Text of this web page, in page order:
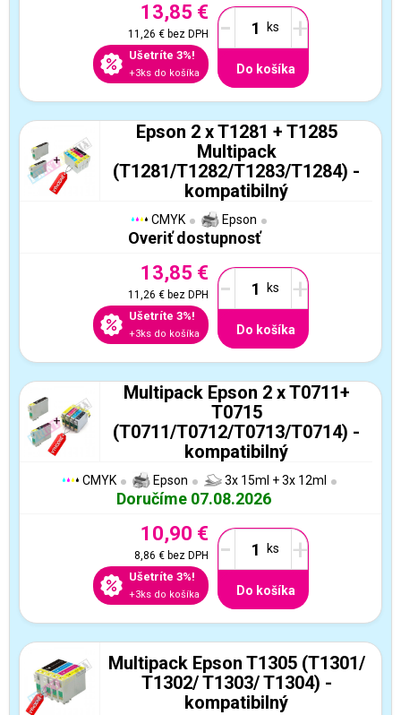
13,85 €
11,26 €bez DPH
Ušetríte 3%!
+3ks do košíka
- +
Do košíka
Epson 2 x T1281 + T1285
Multipack
(T1281/T1282/T1283/T1284) -
kompatibilný
CMYK Epson
Overiť dostupnosť
13,85 €
11,26 €bez DPH
Ušetríte 3%!
+3ks do košíka
- +
Do košíka
Multipack Epson 2 x T0711+
T0715
(T0711/T0712/T0713/T0714) -
kompatibilný
CMYK Epson 3x 15ml + 3x 12ml
Doručíme 07.08.2026
10,90 €
8,86 €bez DPH
Ušetríte 3%!
+3ks do košíka
- +
Do košíka
Multipack Epson T1305 (T1301/
T1302/ T1303/ T1304) -
kompatibilný